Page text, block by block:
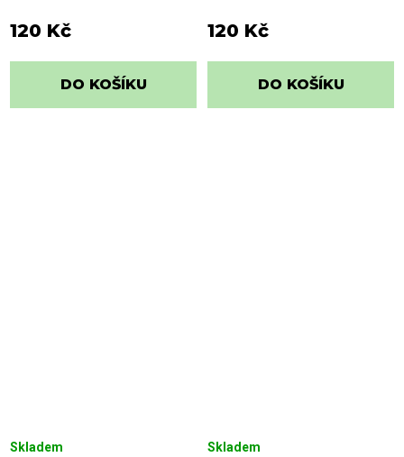
120 Kč
DO KOŠÍKU
120 Kč
DO KOŠÍKU
Skladem Skladem